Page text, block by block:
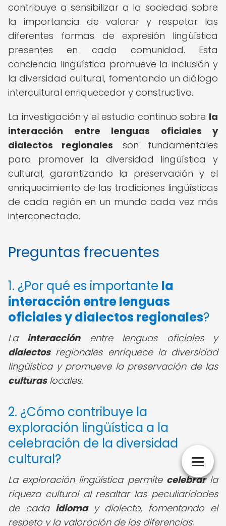
contribuye a sensibilizar a la sociedad sobre
la importancia de valorar y respetar las
diferentes formas de expresión lingüística
presentes en cada comunidad. Esta
conciencia lingüística promueve la inclusión y
la diversidad cultural, fomentando un diálogo
intercultural enriquecedor y constructivo.
La investigación y el estudio continuo sobre la
interacción entre lenguas oficiales y
dialectos regionales son fundamentales
para promover la diversidad lingüística y
cultural, garantizando la preservación y el
enriquecimiento de las tradiciones lingüísticas
de cada región en un mundo cada vez más
interconectado.
Preguntas frecuentes
1. ¿Por qué es importante la
interacción entre lenguas
oficiales y dialectos regionales?
La interacciónentre lenguas oficiales y
dialectosregionales enriquece la diversidad
lingüística y promueve la preservación de las
culturaslocales.
2. ¿Cómo contribuye la
exploración lingüística a la
celebración de la diversidad
cultural?
La exploración lingüística permite celebrarla
riqueza cultural al resaltar las peculiaridades
de cada idiomay dialecto, fomentando el
respeto y la valoración de las diferencias.